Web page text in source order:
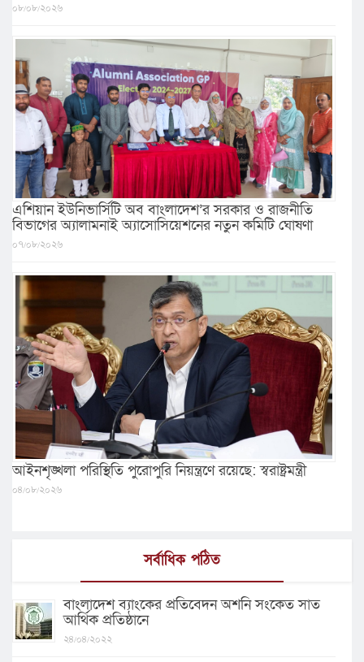
০৮/০৮/২০২৬
এশিয়ান ইউনিভার্সিটি অব বাংলাদেশ’র সরকার ও রাজনীতি
বিভাগের অ্যালামনাই অ্যাসোসিয়েশনের নতুন কমিটি ঘোষণা
০৭/০৮/২০২৬
আইনশৃঙ্খলা পরিস্থিতি পুরোপুরি নিয়ন্ত্রণে রয়েছে: স্বরাষ্ট্রমন্ত্রী
০৪/০৮/২০২৬
সর্বাধিক পঠিত
বাংলাদেশ ব্যাংকের প্রতিবেদন অশনি সংকেত সাত
আর্থিক প্রতিষ্ঠানে
২৪/০৪/২০২২